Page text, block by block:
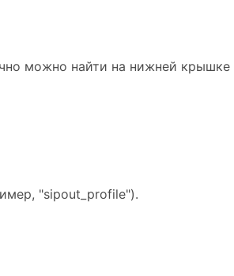
можно найти на нижней
"sipout_profile").